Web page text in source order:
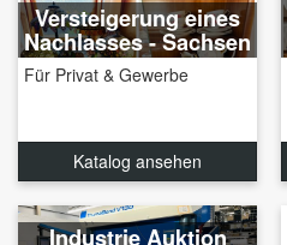
Versteigerung eines
Nachlasses - Sachsen
Für Privat & Gewerbe
Katalog ansehen
Industrie Auktion